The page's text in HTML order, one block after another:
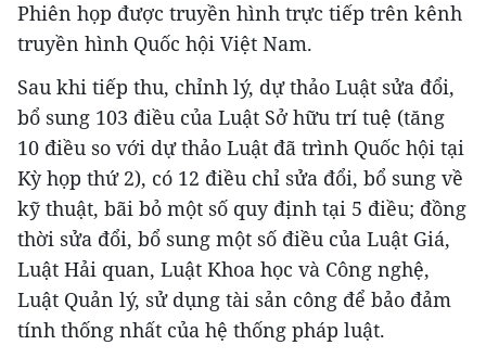
Phiên họp được truyền hình trực tiếp trên kênh
truyền hình Quốc hội Việt Nam.
Sau khi tiếp thu, chỉnh lý, dự thảo Luật sửa đổi,
bổ sung 103 điều của Luật Sở hữu trí tuệ (tăng
10 điều so với dự thảo Luật đã trình Quốc hội tại
Kỳ họp thứ 2), có 12 điều chỉ sửa đổi, bổ sung về
kỹ thuật, bãi bỏ một số quy định tại 5 điều; đồng
thời sửa đổi, bổ sung một số điều của Luật Giá,
Luật Hải quan, Luật Khoa học và Công nghệ,
Luật Quản lý, sử dụng tài sản công để bảo đảm
tính thống nhất của hệ thống pháp luật.